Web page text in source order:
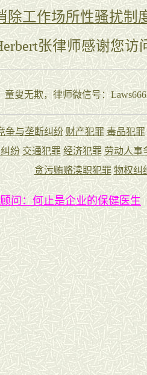
除工作场所性骚扰制
张律师感谢您访
叟无欺，律师微信号：
问：何止是企业的保健医生